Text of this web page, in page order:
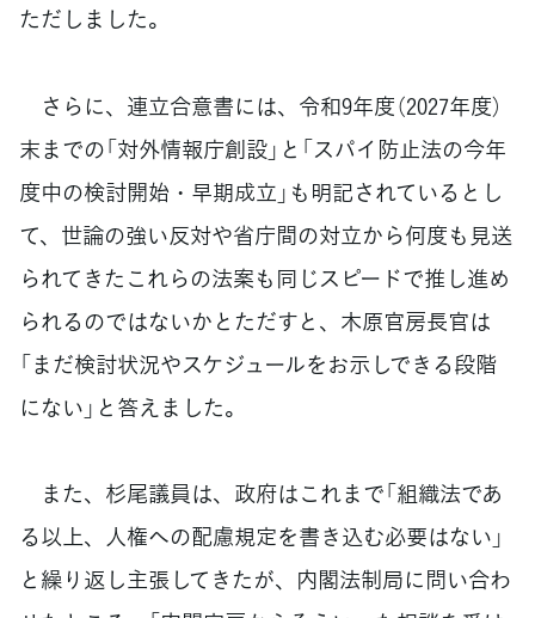
ただしました。
さらに、連立合意書には、令和9年度（2027年度）
末までの「対外情報庁創設」と「スパイ防止法の今年
度中の検討開始・早期成立」も明記されているとし
て、世論の強い反対や省庁間の対立から何度も見送
られてきたこれらの法案も同じスピードで推し進め
られるのではないかとただすと、木原官房長官は
「まだ検討状況やスケジュールをお示しできる段階
にない」と答えました。
また、杉尾議員は、政府はこれまで「組織法であ
る以上、人権への配慮規定を書き込む必要はない」
と繰り返し主張してきたが、内閣法制局に問い合わ